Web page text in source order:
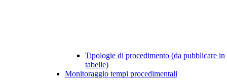
Tipologie di procedimento (da pubblicare in
tabelle)
Monitoraggio tempi procedimentali